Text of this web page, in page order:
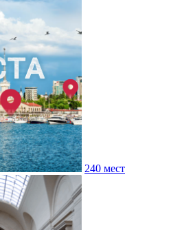
240 мест